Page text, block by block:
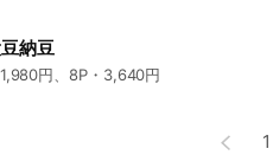
納豆
円、8P・3,640円
1